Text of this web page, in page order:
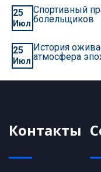
25
Июл
Спортивный
болельщиков
25
Июл
История
атмосфера
Контакты